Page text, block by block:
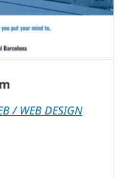
/ WEB DESIGN